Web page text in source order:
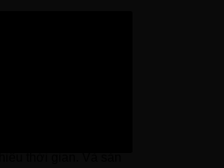
khoai tây chiên, bít